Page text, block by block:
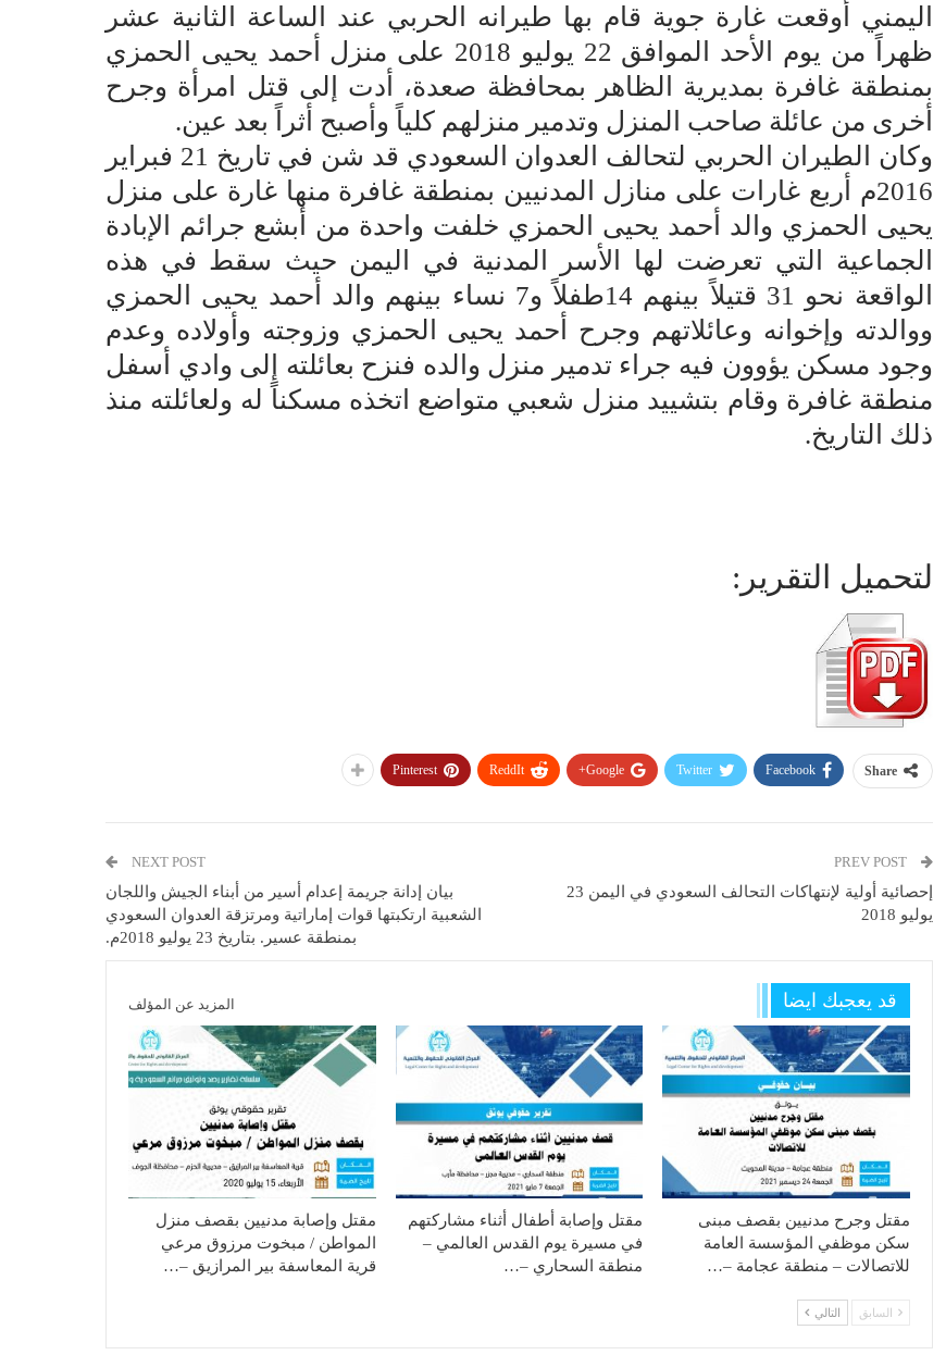
اليمني أوقعت غارة جوية قام بها طيرانه الحربي عند الساعة الثانية عشر
ظهراً من يوم الأحد الموافق 22 يوليو 2018 على منزل أحمد يحيى الحمزي
بمنطقة غافرة بمديرية الظاهر بمحافظة صعدة، أدت إلى قتل امرأة وجرح
أخرى من عائلة صاحب المنزل وتدمير منزلهم كلياً وأصبح أثراً بعد عين.
وكان الطيران الحربي لتحالف العدوان السعودي قد شن في تاريخ 21 فبراير
2016م أربع غارات على منازل المدنيين بمنطقة غافرة منها غارة على منزل
يحيى الحمزي والد أحمد يحيى الحمزي خلفت واحدة من أبشع جرائم الإبادة
الجماعية التي تعرضت لها الأسر المدنية في اليمن حيث سقط في هذه
الواقعة نحو 31 قتيلاً بينهم 14طفلاً و7 نساء بينهم والد أحمد يحيى الحمزي
ووالدته وإخوانه وعائلاتهم وجرح أحمد يحيى الحمزي وزوجته وأولاده وعدم
وجود مسكن يؤوون فيه جراء تدمير منزل والده فنزح بعائلته إلى وادي أسفل
منطقة غافرة وقام بتشييد منزل شعبي متواضع اتخذه مسكناً له ولعائلته منذ
ذلك التاريخ.
لتحميل التقرير:
Share
Facebook
Twitter
Google+
ReddIt
Pinterest
PREV POST
إحصائية أولية لإنتهاكات التحالف السعودي في اليمن 23
يوليو 2018
NEXT POST
بيان إدانة جريمة إعدام أسير من أبناء الجيش واللجان
الشعبية ارتكبتها قوات إماراتية ومرتزقة العدوان السعودي
بمنطقة عسير. بتاريخ 23 يوليو 2018م.
قد يعجبك ايضا المزيد عن المؤلف
مقتل وجرح مدنيين بقصف مبنى
سكن موظفي المؤسسة العامة
للاتصالات – منطقة عجامة –…
مقتل وإصابة أطفال أثناء مشاركتهم
في مسيرة يوم القدس العالمي –
منطقة السحاري –…
مقتل وإصابة مدنيين بقصف منزل
المواطن / مبخوت مرزوق مرعي
قرية المعاسفة بير المرازيق –…
السابق التالي